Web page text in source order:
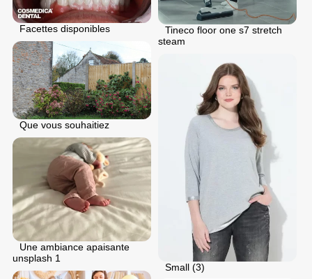
Tineco floor one s7 stretch
steam
Facettes disponibles
Que vous souhaitiez
Small (3)
Une ambiance apaisante
unsplash 1